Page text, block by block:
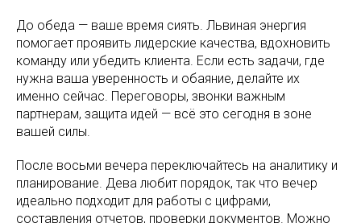
До обеда — ваше время сиять. Львиная энергия
помогает проявить лидерские качества, вдохновить
команду или убедить клиента. Если есть задачи, где
нужна ваша уверенность и обаяние, делайте их
именно сейчас. Переговоры, звонки важным
партнерам, защита идей — всё это сегодня в зоне
вашей силы.
После восьми вечера переключайтесь на аналитику и
планирование. Дева любит порядок, так что вечер
идеально подходит для работы с цифрами,
составления отчетов, проверки документов. Можно